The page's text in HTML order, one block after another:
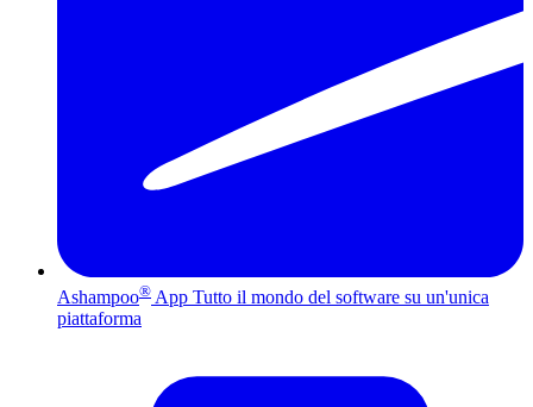
Ashampoo® App Tutto il mondo del software su un'unica
piattaforma